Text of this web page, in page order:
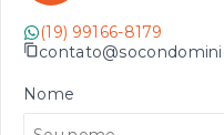
(19) 99166-8179
Nome